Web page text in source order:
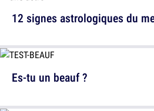
12 signes astrologiques du
Es-tu un beauf ?